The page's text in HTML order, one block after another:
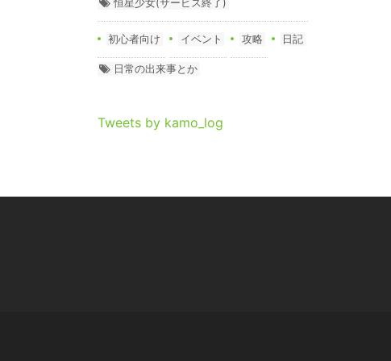
初心者向け イベント 攻略 日記
日常の出来事とか
Tweets by kamo_log